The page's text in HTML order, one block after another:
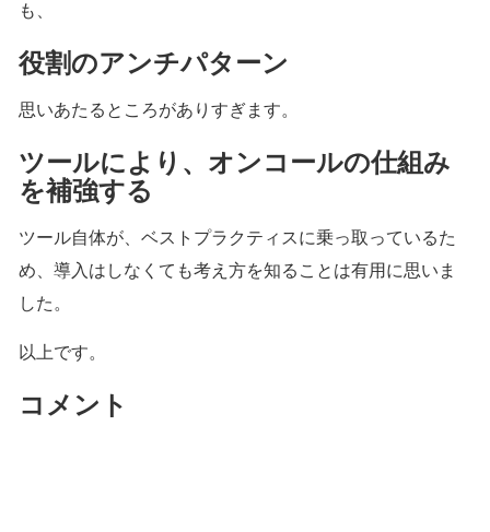
も、
役割のアンチパターン
思いあたるところがありすぎます。
ツールにより、オンコールの仕組み
を補強する
ツール自体が、ベストプラクティスに乗っ取っているた
め、導入はしなくても考え方を知ることは有用に思いま
した。
以上です。
コメント